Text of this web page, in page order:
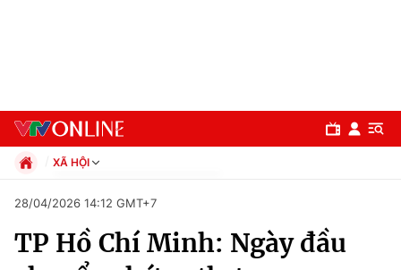
Chuyên mục
XÃ HỘI
Xã hội
Pháp luật
Kinh tế
28/04/2026 14:12 GMT+7
TP Hồ Chí Minh: Ngày đầu